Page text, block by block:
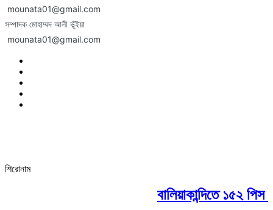
mounata01@gmail.com
সম্পাদক মোহাম্মদ আলী ভূঁইয়া
mounata01@gmail.com
শিরোনাম
বালিয়াকান্দিতে ১৫২